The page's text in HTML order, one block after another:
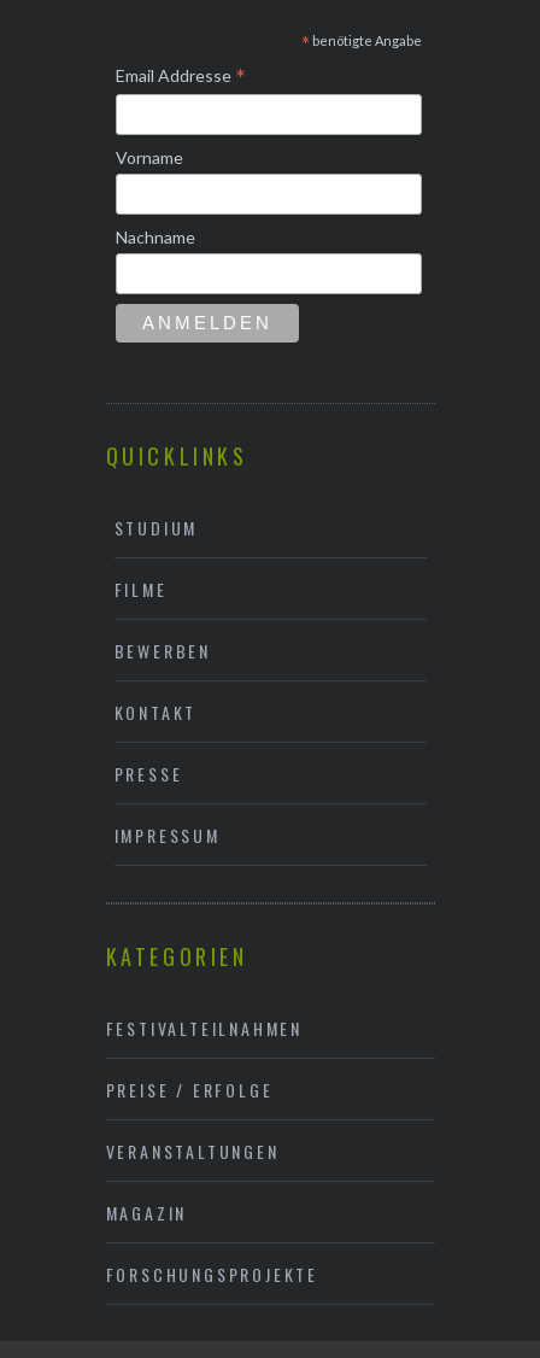
* benötigte Angabe
Email Addresse *
Vorname
Nachname
QUICKLINKS
STUDIUM
FILME
BEWERBEN
KONTAKT
PRESSE
IMPRESSUM
KATEGORIEN
FESTIVALTEILNAHMEN
PREISE / ERFOLGE
VERANSTALTUNGEN
MAGAZIN
FORSCHUNGSPROJEKTE